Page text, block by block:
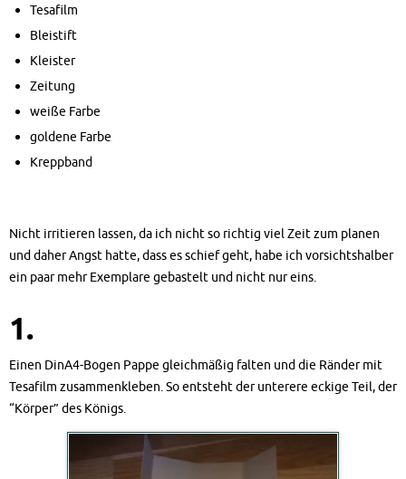
Tesafilm
Bleistift
Kleister
Zeitung
weiße Farbe
goldene Farbe
Kreppband
Nicht irritieren lassen, da ich nicht so richtig viel Zeit zum planen
und daher Angst hatte, dass es schief geht, habe ich vorsichtshalber
ein paar mehr Exemplare gebastelt und nicht nur eins.
1.
Einen DinA4-Bogen Pappe gleichmäßig falten und die Ränder mit
Tesafilm zusammenkleben. So entsteht der unterere eckige Teil, der
“Körper” des Königs.